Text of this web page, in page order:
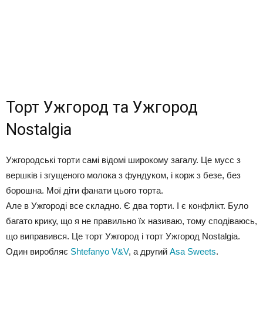
Торт Ужгород та Ужгород
Nostalgia
Ужгородські торти самі відомі широкому загалу. Це мусс з
вершків і згущеного молока з фундуком, і корж з безе, без
борошна. Мої діти фанати цього торта.
Але в Ужгороді все складно. Є два торти. І є конфлікт. Було
багато крику, що я не правильно їх називаю, тому сподіваюсь,
що виправився. Це торт Ужгород і торт Ужгород Nostalgia.
Один виробляє Shtefanyo V&V, а другий Asa Sweets.